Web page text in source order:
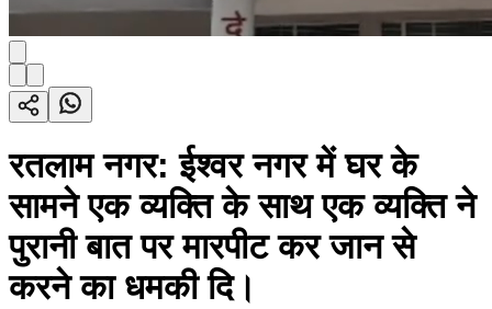
रतलाम नगर: ईश्वर नगर में घर के
सामने एक व्यक्ति के साथ एक व्यक्ति ने
पुरानी बात पर मारपीट कर जान से
करने का धमकी दि।